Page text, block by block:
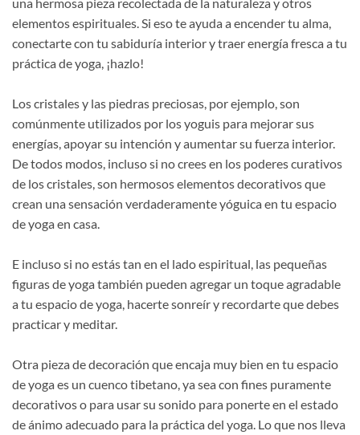
elementos espirituales. Si eso te ayuda a encender tu alma,
conectarte con tu sabiduría interior y traer energía fresca a tu
práctica de yoga, ¡hazlo!
Los cristales y las piedras preciosas, por ejemplo, son
comúnmente utilizados por los yoguis para mejorar sus
energías, apoyar su intención y aumentar su fuerza interior.
De todos modos, incluso si no crees en los poderes curativos
de los cristales, son hermosos elementos decorativos que
crean una sensación verdaderamente yóguica en tu espacio
de yoga en casa.
E incluso si no estás tan en el lado espiritual, las pequeñas
figuras de yoga también pueden agregar un toque agradable
a tu espacio de yoga, hacerte sonreír y recordarte que debes
practicar y meditar.
Otra pieza de decoración que encaja muy bien en tu espacio
de yoga es un cuenco tibetano, ya sea con fines puramente
decorativos o para usar su sonido para ponerte en el estado
de ánimo adecuado para la práctica del yoga. Lo que nos lleva